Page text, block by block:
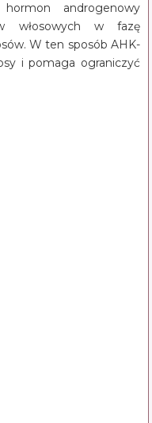
androgenowy
włosowych w fazę
W ten sposób AHK-
i pomaga ograniczyć